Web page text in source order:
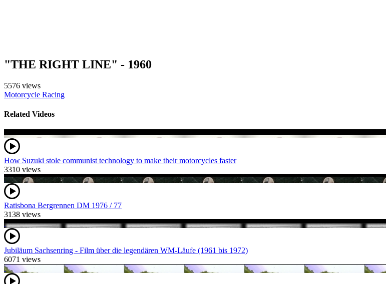
"THE RIGHT LINE" - 1960
5576 views
Motorcycle Racing
Related Videos
How Suzuki stole communist technology to make their motorcycles faster
3310 views
Ratisbona Bergrennen DM 1976 / 77
3138 views
Jubiläum Sachsenring - Film über die legendären WM-Läufe (1961 bis 1972)
6071 views